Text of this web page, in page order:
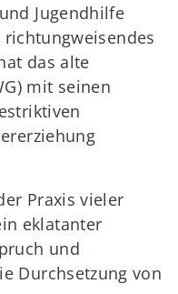
Jugendhilfe
richtungweisendes
das alte
mit seinen
Praxis vieler
eklatanter
und
Durchsetzung von